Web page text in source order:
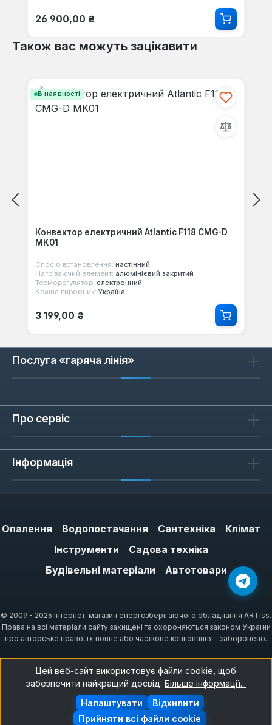
Звичайна ціна:
26 900,00 ₴
Також вас можуть зацікавити
В наявності
Конвектор електричний Atlantic F118 CMG-D
MK01
Спосіб встановлення: настінний
Нагріваючий елемент: алюмінієвий закритий
Терморегулятор: електронний
Країна виробник: Україна
Звичайна ціна:
3 199,00 ₴
Послуга «гаряча лінія»
Про сервіс
Інформація
Опалення Водопостачання Сантехніка
Клімат
Інструменти
Садова техніка
Будівельні матеріали
Автотовари
© 2009 - 2026 Інтернет-магазин енергозберігаючого обладнання ARTiss.
Права на всі матеріали сайту захищені та охороняються законом України
про авторське право, їх повне або часткове копіювання – заборонено.
Цей веб-сайт використовує файли cookie, щоб
забезпечити найкращий досвід. Більше інформації...
Відхилити
Налаштувати
Прийняти всі файли cookie